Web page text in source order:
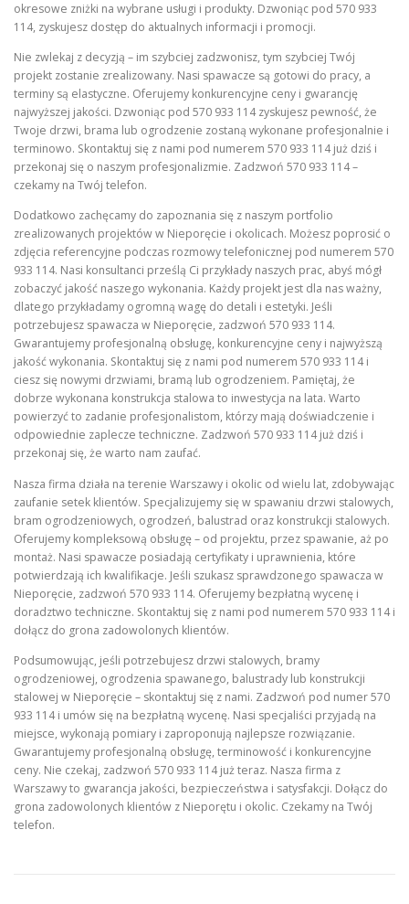
okresowe zniżki na wybrane usługi i produkty. Dzwoniąc pod 570 933
114, zyskujesz dostęp do aktualnych informacji i promocji.
Nie zwlekaj z decyzją – im szybciej zadzwonisz, tym szybciej Twój
projekt zostanie zrealizowany. Nasi spawacze są gotowi do pracy, a
terminy są elastyczne. Oferujemy konkurencyjne ceny i gwarancję
najwyższej jakości. Dzwoniąc pod 570 933 114 zyskujesz pewność, że
Twoje drzwi, brama lub ogrodzenie zostaną wykonane profesjonalnie i
terminowo. Skontaktuj się z nami pod numerem 570 933 114 już dziś i
przekonaj się o naszym profesjonalizmie. Zadzwoń 570 933 114 –
czekamy na Twój telefon.
Dodatkowo zachęcamy do zapoznania się z naszym portfolio
zrealizowanych projektów w Nieporęcie i okolicach. Możesz poprosić o
zdjęcia referencyjne podczas rozmowy telefonicznej pod numerem 570
933 114. Nasi konsultanci prześlą Ci przykłady naszych prac, abyś mógł
zobaczyć jakość naszego wykonania. Każdy projekt jest dla nas ważny,
dlatego przykładamy ogromną wagę do detali i estetyki. Jeśli
potrzebujesz spawacza w Nieporęcie, zadzwoń 570 933 114.
Gwarantujemy profesjonalną obsługę, konkurencyjne ceny i najwyższą
jakość wykonania. Skontaktuj się z nami pod numerem 570 933 114 i
ciesz się nowymi drzwiami, bramą lub ogrodzeniem. Pamiętaj, że
dobrze wykonana konstrukcja stalowa to inwestycja na lata. Warto
powierzyć to zadanie profesjonalistom, którzy mają doświadczenie i
odpowiednie zaplecze techniczne. Zadzwoń 570 933 114 już dziś i
przekonaj się, że warto nam zaufać.
Nasza firma działa na terenie Warszawy i okolic od wielu lat, zdobywając
zaufanie setek klientów. Specjalizujemy się w spawaniu drzwi stalowych,
bram ogrodzeniowych, ogrodzeń, balustrad oraz konstrukcji stalowych.
Oferujemy kompleksową obsługę – od projektu, przez spawanie, aż po
montaż. Nasi spawacze posiadają certyfikaty i uprawnienia, które
potwierdzają ich kwalifikacje. Jeśli szukasz sprawdzonego spawacza w
Nieporęcie, zadzwoń 570 933 114. Oferujemy bezpłatną wycenę i
doradztwo techniczne. Skontaktuj się z nami pod numerem 570 933 114 i
dołącz do grona zadowolonych klientów.
Podsumowując, jeśli potrzebujesz drzwi stalowych, bramy
ogrodzeniowej, ogrodzenia spawanego, balustrady lub konstrukcji
stalowej w Nieporęcie – skontaktuj się z nami. Zadzwoń pod numer 570
933 114 i umów się na bezpłatną wycenę. Nasi specjaliści przyjadą na
miejsce, wykonają pomiary i zaproponują najlepsze rozwiązanie.
Gwarantujemy profesjonalną obsługę, terminowość i konkurencyjne
ceny. Nie czekaj, zadzwoń 570 933 114 już teraz. Nasza firma z
Warszawy to gwarancja jakości, bezpieczeństwa i satysfakcji. Dołącz do
grona zadowolonych klientów z Nieporętu i okolic. Czekamy na Twój
telefon.